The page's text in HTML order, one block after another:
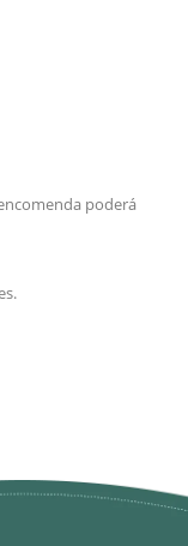
poderá